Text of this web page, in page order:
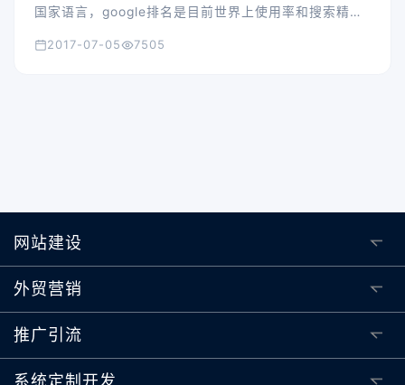
国家语言，google排名是目前世界上使用率和搜索精度
2017-07-05
7505
网站建设
外贸营销
推广引流
系统定制开发